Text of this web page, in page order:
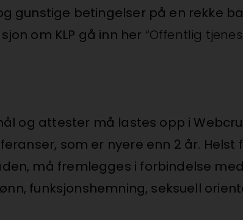
gunstige betingelser på en rekke
om KLP gå inn her “Offentlig
og attester må lastes opp i
som er nyere enn 2 år.
må fremlegges i forbindelse
funksjonshemning, seksuell